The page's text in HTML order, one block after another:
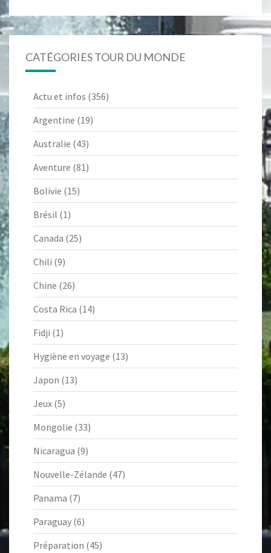
CATÉGORIES TOUR DU MONDE
Actu et infos (356)
Argentine (19)
Australie (43)
Aventure (81)
Bolivie (15)
Brésil (1)
Canada (25)
Chili (9)
Chine (26)
Costa Rica (14)
Fidji (1)
Hygiène en voyage (13)
Japon (13)
Jeux (5)
Mongolie (33)
Nicaragua (9)
Nouvelle-Zélande (47)
Panama (7)
Paraguay (6)
Préparation (45)